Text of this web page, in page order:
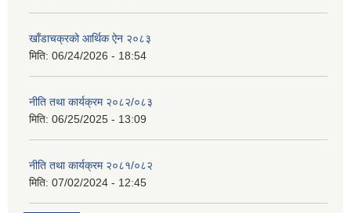
खाँडाचक्रको आर्थिक ऐन २०८३
मिति: 06/24/2026 - 18:54
नीति तथा कार्यक्रम २०८२/०८३
मिति: 06/25/2025 - 13:09
नीति तथा कार्यक्रम २०८१/०८२
मिति: 07/02/2024 - 12:45